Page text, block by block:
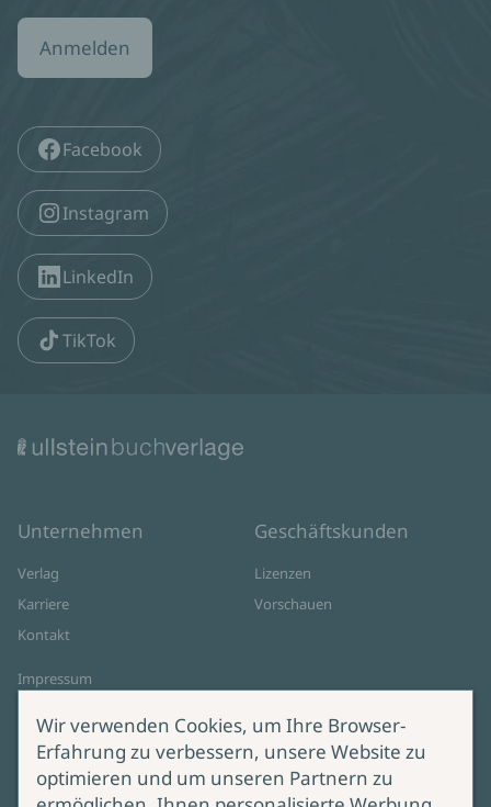
Anmelden
Facebook
Instagram
LinkedIn
TikTok
Unternehmen
Verlag
Karriere
Kontakt
Impressum
Cookie-Einstellungen
AGB Online Shop
Geschäftskunden
Lizenzen
Vorschauen
Wir verwenden Cookies, um Ihre Browser-
Erfahrung zu verbessern, unsere Website zu
optimieren und um unseren Partnern zu